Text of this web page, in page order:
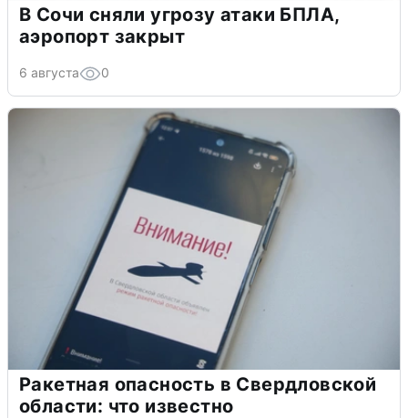
В Сочи сняли угрозу атаки БПЛА,
аэропорт закрыт
6 августа 0
Ракетная опасность в Свердловской
области: что известно